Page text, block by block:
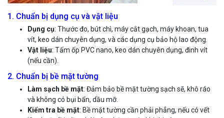
1. Chuẩn bị dụng cụ và vật liệu
Dụng cụ: Thước đo, bút chì, máy cắt gạch, máy khoan, tua
vít, keo dán chuyên dụng, và các dụng cụ bảo hộ lao động.
Vật liệu: Tấm ốp PVC nano, keo dán chuyên dụng, đinh vít
(nếu cần).
2. Chuẩn bị bề mặt tường
Làm sạch bề mặt: Đảm bảo bề mặt tường sạch sẽ, khô ráo
và không có bụi bẩn, dầu mỡ.
Kiểm tra bề mặt: Bề mặt tường cần phải phẳng, nếu có vết